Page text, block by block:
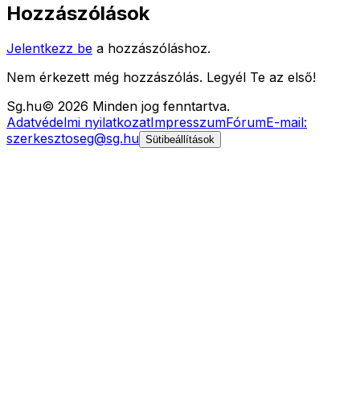
Hozzászólások
Jelentkezz be a hozzászóláshoz.
Nem érkezett még hozzászólás. Legyél Te az első!
Sg.hu© 2026 Minden jog fenntartva.
Adatvédelmi nyilatkozatImpresszumFórumE-mail:
szerkesztoseg@sg.hu Sütibeállítások